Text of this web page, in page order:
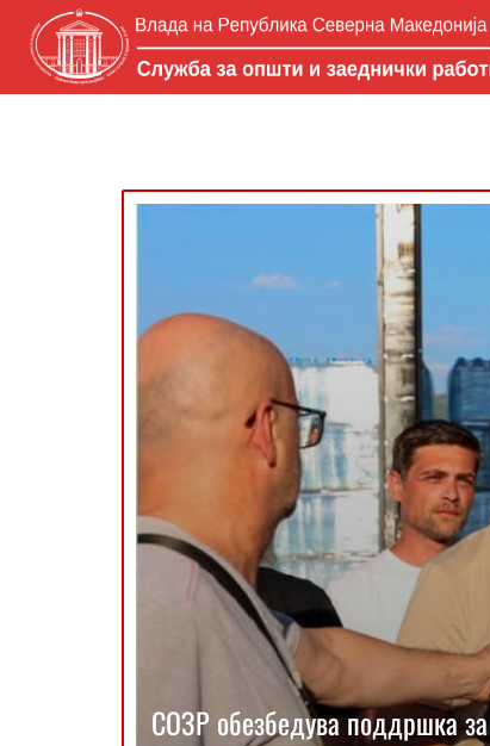
СОЗР обезбедува поддршка за